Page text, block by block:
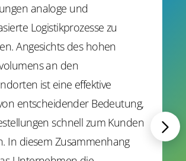
analoge und
Logistikprozesse zu
Angesichts des hohen
an den
ist eine effektive
entscheidender Bedeutung,
schnell zum Kunden
In diesem Zusammenhang